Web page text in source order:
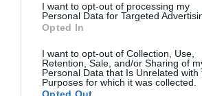
I want to opt-out of processing my
Personal Data for Targeted
Opted In
I want to opt-out of Collection, Use,
Retention, Sale, and/or Sharing of
Personal Data that Is Unrelated with
Purposes for which it was collected.
Minden Ford gyár leállt az